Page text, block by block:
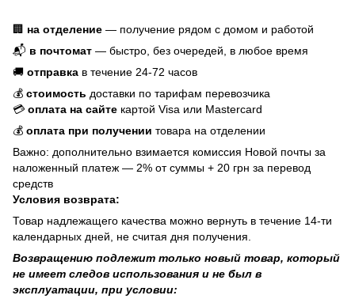
🏢 на отделение — получение рядом с домом и работой
📬 в почтомат — быстро, без очередей, в любое время
🚚 отправка в течение 24-72 часов
💰 стоимость доставки по тарифам перевозчика
💳 оплата на сайте картой Visa или Mastercard
💰 оплата при получении товара на отделении
Важно: дополнительно взимается комиссия Новой почты за
наложенный платеж — 2% от суммы + 20 грн за перевод
средств
Условия возврата:
Товар надлежащего качества можно вернуть в течение 14-ти
календарных дней, не считая дня получения.
Возвращению подлежит только новый товар, который
не имеет следов использования и не был в
эксплуатации, при условии: